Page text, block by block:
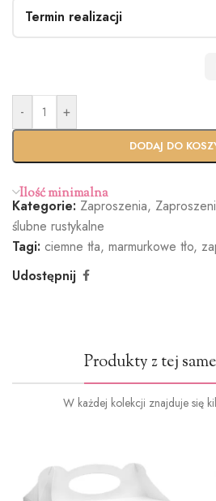
Butelkowa
Zieleń
(+1.2zł)
Jasny róż
(+1.2zł)
(+1.2zł)
Ciemny Ciemny
Termin realizacji
Standardo
Ekspres
(+100zł)
- +
DODAJ DO
Ilość minimalna
Kategorie: Zaproszenia,
ślubne rustykalne
Tagi: ciemne tła, marmurkowe tło,
Udostępnij
Produkty z tej
W każdej kolekcji znajduje się